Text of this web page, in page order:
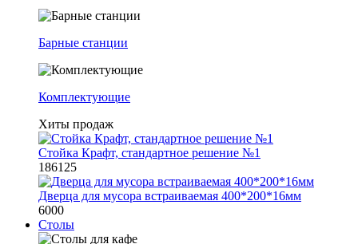
Барные станции
Комплектующие
Хиты продаж
Стойка Крафт, стандартное решение №1
186125
Дверца для мусора встраиваемая 400*200*16мм
6000
Столы